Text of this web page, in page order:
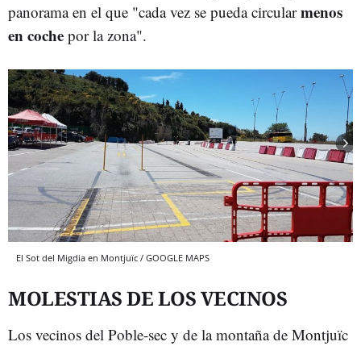
panorama en el que "cada vez se pueda circularmenos
en coche por la zona".
El Sot del Migdia en Montjuïc / GOOGLE MAPS
MOLESTIAS DE LOS VECINOS
Los vecinos del Poble-sec y de la montaña de Montjuïc